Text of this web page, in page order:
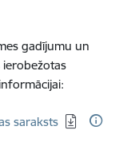
gadījumu un
ierobežotas
saraksts